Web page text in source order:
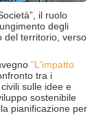
il ruolo
degli
del territorio, verso
"L'impatto
tra i
sulle idee e
sostenibile
pianificazione per